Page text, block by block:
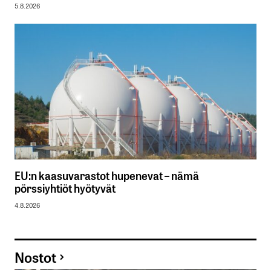
5.8.2026
EU:n kaasuvarastot hupenevat – nämä
pörssiyhtiöt hyötyvät
4.8.2026
Nostot